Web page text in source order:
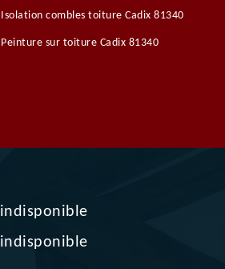
Isolation combles toiture Cadix 81340
Peinture sur toiture Cadix 81340
indisponible
indisponible